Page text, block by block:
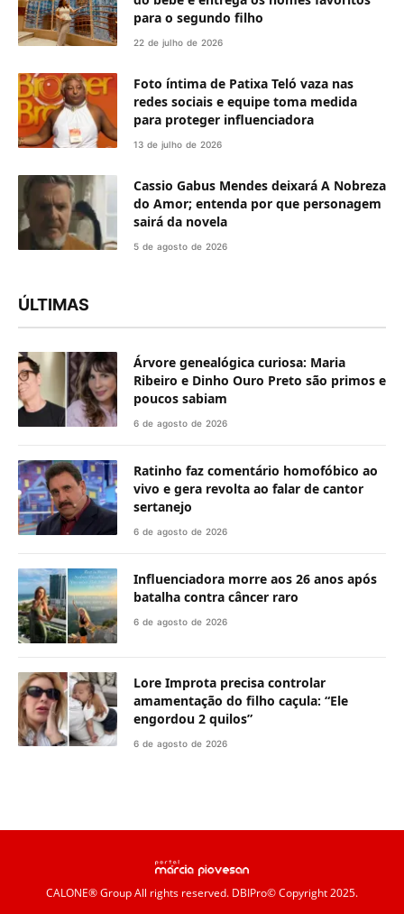
para o segundo filho
22 de julho de 2026
Foto íntima de Patixa Teló vaza nas
redes sociais e equipe toma medida
para proteger influenciadora
13 de julho de 2026
Cassio Gabus Mendes deixará A Nobreza
do Amor; entenda por que personagem
sairá da novela
5 de agosto de 2026
ÚLTIMAS
Árvore genealógica curiosa: Maria
Ribeiro e Dinho Ouro Preto são primos e
poucos sabiam
6 de agosto de 2026
Ratinho faz comentário homofóbico ao
vivo e gera revolta ao falar de cantor
sertanejo
6 de agosto de 2026
Influenciadora morre aos 26 anos após
batalha contra câncer raro
6 de agosto de 2026
Lore Improta precisa controlar
amamentação do filho caçula: “Ele
engordou 2 quilos”
6 de agosto de 2026
CALONE® GroupAll rights reserved. DBIPro© Copyright 2025.